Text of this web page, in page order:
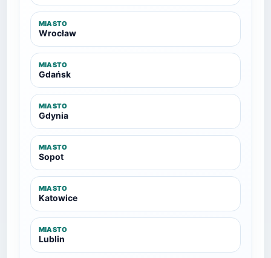
MIASTO
Wrocław
MIASTO
Gdańsk
MIASTO
Gdynia
MIASTO
Sopot
MIASTO
Katowice
MIASTO
Lublin